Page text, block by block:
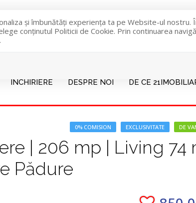
și îmbunătăți experiența ta pe Website-ul nostru.
conținutul Politicii de Cookie. Prin continuarea
INCHIRIERE DESPRE NOI DE CE
0% COMISION EXCLUSIVITATE DE
| 206 mp | Living 74
Pădure